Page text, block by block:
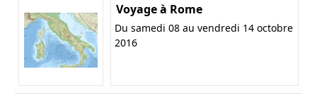
Voyage à Rome
Du samedi 08 au vendredi 14 octobre
2016